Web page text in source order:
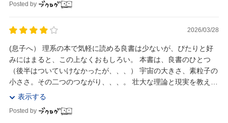
Posted by
2026/03/28
(息子へ） 理系の本で気軽に読める良書は少ないが、ぴたりと好
みにはまると、この上なくおもしろい。 本書は、良書のひとつ
（後半はついていけなかったが、、、） 宇宙の大きさ、素粒子の
小ささ。その二つのつながり、、、。 壮大な理論と現実を教えて
表示する
Posted by